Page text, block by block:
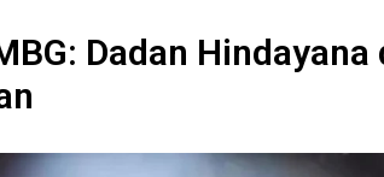
Dadan Hindayana